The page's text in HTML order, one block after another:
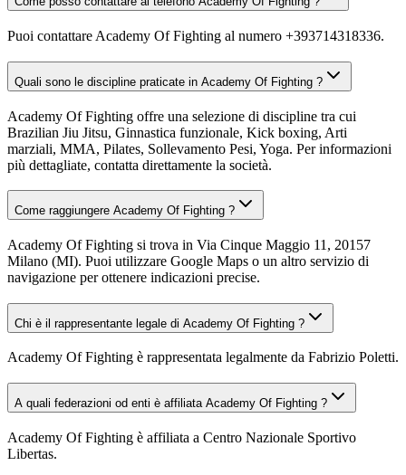
Puoi contattare Academy Of Fighting al numero +393714318336.
Quali sono le discipline praticate in Academy Of Fighting ?
Academy Of Fighting offre una selezione di discipline tra cui
Brazilian Jiu Jitsu, Ginnastica funzionale, Kick boxing, Arti
marziali, MMA, Pilates, Sollevamento Pesi, Yoga. Per informazioni
più dettagliate, contatta direttamente la società.
Come raggiungere Academy Of Fighting ?
Academy Of Fighting si trova in Via Cinque Maggio 11, 20157
Milano (MI). Puoi utilizzare Google Maps o un altro servizio di
navigazione per ottenere indicazioni precise.
Chi è il rappresentante legale di Academy Of Fighting ?
Academy Of Fighting è rappresentata legalmente da Fabrizio Poletti.
A quali federazioni od enti è affiliata Academy Of Fighting ?
Academy Of Fighting è affiliata a Centro Nazionale Sportivo
Libertas.